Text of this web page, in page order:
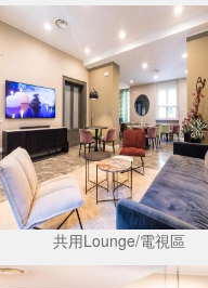
共用Lounge/電視區